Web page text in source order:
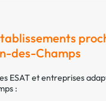
des-Champs
ESAT et entreprises
: